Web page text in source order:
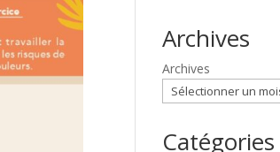
Archives
Archives
Catégories